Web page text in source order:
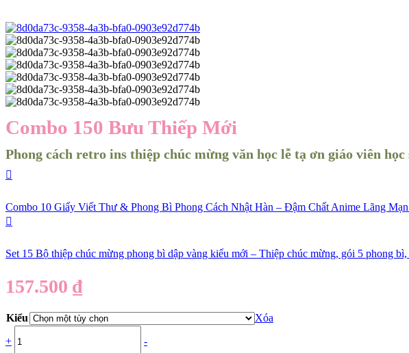
Combo 150 Bưu Thiếp Mới
Phong cách retro ins thiệp chúc mừng văn học lễ tạ ơn giáo viên
Combo 10 Giấy Viết Thư & Phong Bì Phong Cách Nhật Hàn – Đậm Chất Anime Lãng Mạn
Set 15 Bộ thiệp chúc mừng phong bì dập vàng kiểu mới – Thiệp chúc mừng, gói 5 phong
157.500 ₫
Kiểu
Xóa
+
-